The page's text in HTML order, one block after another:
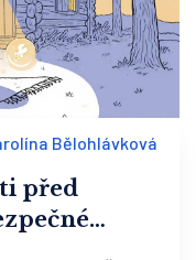
Bělohlávková
před